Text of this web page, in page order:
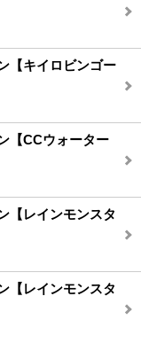
【キイロビンゴー
【CCウォーター
【レインモンスタ
【レインモンスタ